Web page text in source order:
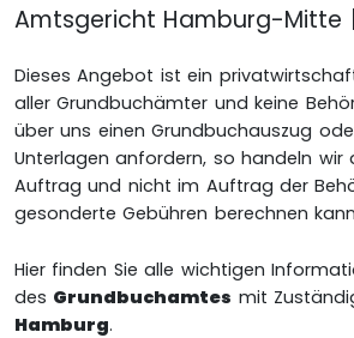
Amtsgericht Hamburg-Mitte
Dieses Angebot ist ein
aller Grundbuchämter und keine
über uns einen Grundbuchauszug
Unterlagen anfordern, so handeln wir
Auftrag und nicht im Auftrag der
gesonderte Gebühren berechnen
Hier finden Sie alle wichtigen
des Grundbuchamtes mit
Hamburg.